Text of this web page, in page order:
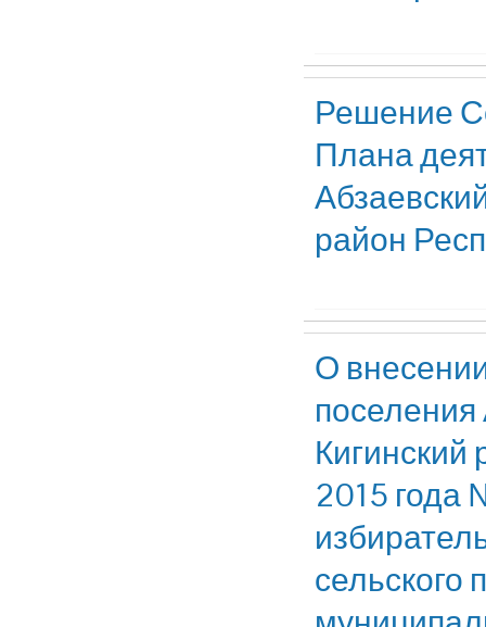
Решение
Плана
район
О
Кигинский
2015
сельского